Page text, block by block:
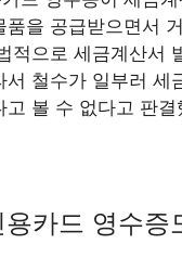
을 공급받으면서
적으로 세금계산서
철수가 일부러 세
볼 수 없다고 판결
카드 영수증